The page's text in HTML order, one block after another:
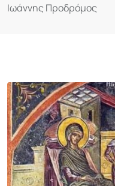
Ιωάννης Προδρόμος